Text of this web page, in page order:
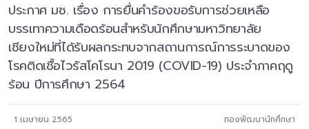
ประกาศ มช. เรื่อง การยื่นคำร้องขอรับการช่วยเหลือ
บรรเทาความเดือดร้อนสำหรับนักศึกษามหาวิทยาลัย
เชียงใหม่ที่ได้รับผลกระทบจากสถานการณ์การระบาดของ
โรคติดเชื้อไวรัสโคโรนา 2019 (COVID-19) ประจำภาคฤดู
ร้อน ปีการศึกษา 2564
1 เมษายน 2565 กองพัฒนานักศึกษา